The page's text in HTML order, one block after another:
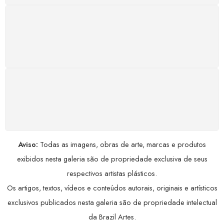
Aviso: Todas as imagens, obras de arte, marcas e produtos
exibidos nesta galeria são de propriedade exclusiva de seus
respectivos artistas plásticos.
Os artigos, textos, vídeos e conteúdos autorais, originais e artísticos
exclusivos publicados nesta galeria são de propriedade intelectual
da Brazil Artes.